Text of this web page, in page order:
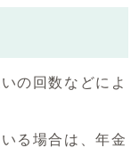
の回数などによ
る場合は、年金